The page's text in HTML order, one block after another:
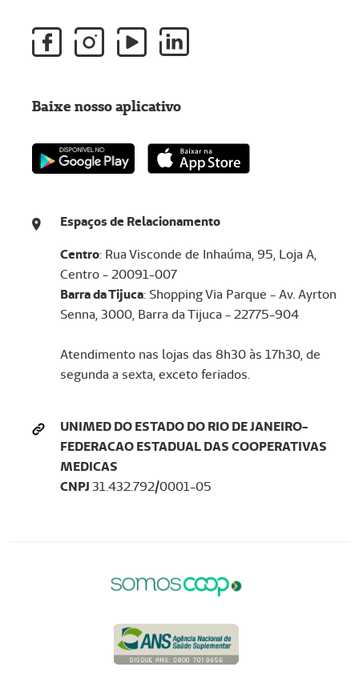
Espaços de Relacionamento
Centro: Rua Visconde de Inhaúma, 95, Loja A,
Centro - 20091-007
Barra da Tijuca: Shopping Via Parque - Av. Ayrton
Senna, 3000, Barra da Tijuca - 22775-904
Atendimento nas lojas das 8h30 às 17h30, de
segunda a sexta, exceto feriados.
UNIMED DO ESTADO DO RIO DE JANEIRO-
FEDERACAO ESTADUAL DAS COOPERATIVAS
MEDICAS
CNPJ31.432.792/0001-05
Baixe nosso aplicativo